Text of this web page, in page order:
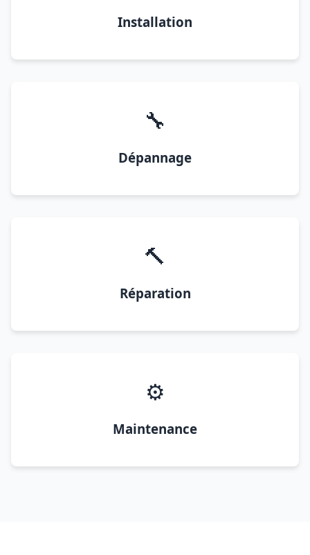
Installation
🔧
Dépannage
🔨
Réparation
⚙️
Maintenance